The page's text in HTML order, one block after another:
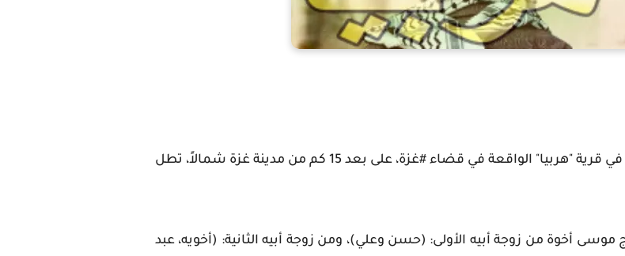
وُلِدَ الحاج/ موسى كريزم بتاريخ 25 مايو/ أيَّار 1926م في قرية "هربيا" الواقعة في قضاء #غزة، على بعد 15 كم من مدينة غزة شمالاً، تطل
أخوة من زوجة أبيه الأولى: (حسن وعلي)، ومن زوجة أبيه الثانية: (أخويه، عبد